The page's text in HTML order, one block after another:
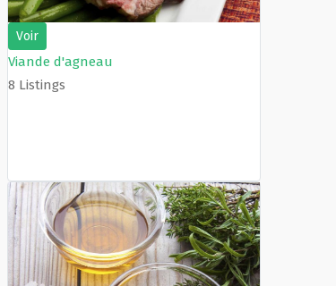
Voir
Viande d'agneau
8 Listings